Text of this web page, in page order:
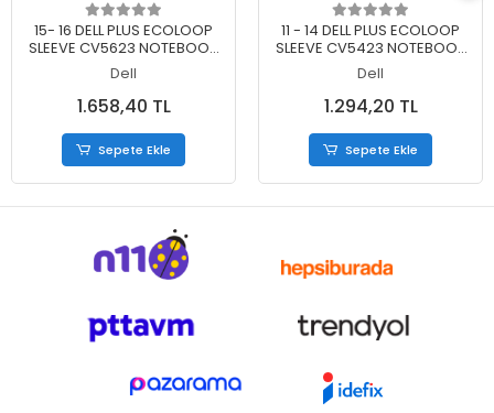
Sepete Ekle
15- 16 DELL PLUS ECOLOOP
SLEEVE CV5623 NOTEBOOK
ÇANTASI 460-BDLH
Dell
1.658,40 TL
Sepete Ekle
Sepete Ekle
11 - 14 DELL PLUS ECOLOOP
SLEEVE CV5423 NOTEBOOK
ÇANTASI 460-BDLJ
Dell
1.294,20 TL
Sepete Ekle